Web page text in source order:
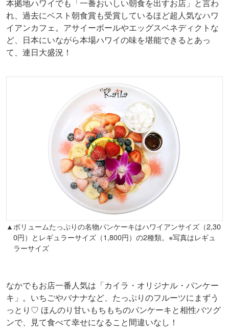
本拠地ハワイでも「一番おいしい朝食を出すお店」と言わ
れ、過去にベスト朝食賞も受賞しているほど超人気なハワ
イアンカフェ。アサイーボールやエッグスベネディクトな
ど、日本にいながら本場ハワイの味を堪能できるとあっ
て、連日大盛況！
▲ボリュームたっぷりの名物パンケーキはハワイアンサイズ（2,30
0円）とレギュラーサイズ（1,800円）の2種類。※写真はレギュ
ラーサイズ
なかでもお店一番人気は「カイラ・オリジナル・パンケー
キ」。いちごやバナナなど、たっぷりのフルーツにまずう
っとり♡ ほんのり甘いもちもちのパンケーキと相性バツグ
ンで、見て食べて幸せになること間違いなし！